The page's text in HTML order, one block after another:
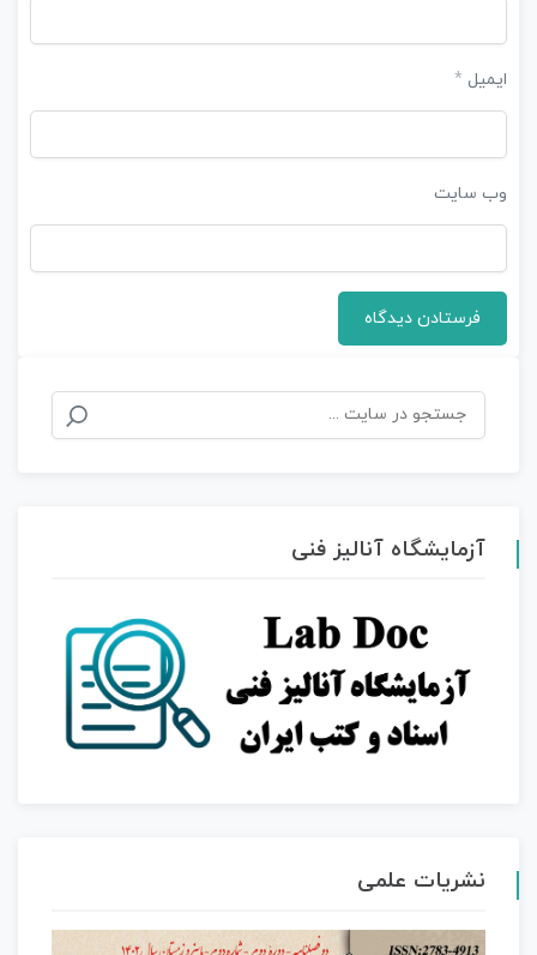
ایمیل *
وب‌ سایت
آزمایشگاه آنالیز فنی
نشریات علمی